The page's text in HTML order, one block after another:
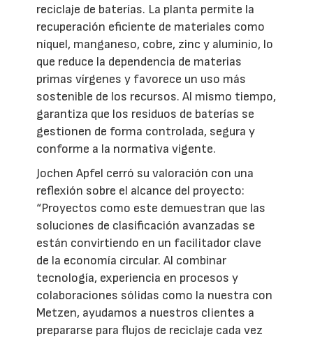
reciclaje de baterías. La planta permite la
recuperación eficiente de materiales como
níquel, manganeso, cobre, zinc y aluminio, lo
que reduce la dependencia de materias
primas vírgenes y favorece un uso más
sostenible de los recursos. Al mismo tiempo,
garantiza que los residuos de baterías se
gestionen de forma controlada, segura y
conforme a la normativa vigente.
Jochen Apfel cerró su valoración con una
reflexión sobre el alcance del proyecto:
“Proyectos como este demuestran que las
soluciones de clasificación avanzadas se
están convirtiendo en un facilitador clave
de la economía circular. Al combinar
tecnología, experiencia en procesos y
colaboraciones sólidas como la nuestra con
Metzen, ayudamos a nuestros clientes a
prepararse para flujos de reciclaje cada vez